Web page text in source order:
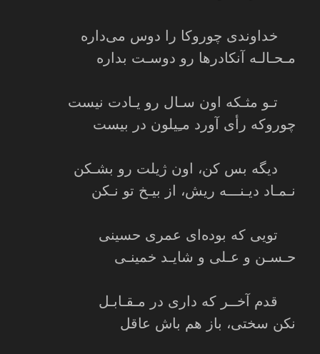
خداوندی چوروکا را دوس می‌داره
مـحـالـه آنکادرها رو دوسـت بداره
تـو مثـکه اون سـال رو یـادت نیست
چوروکه رأی آورد مـِیلون در بیست
دیگه بس کن، اون ژیلت رو بشـکن
نـمـاد دیـنـــه ریش، از بیـخ تو نـکن
تویی که بوده‌ای عمری حسینی
حـسـن و عـلی و شایـد خمینـی
قدم آخــر که داری در مـقـابـل
نکن سختی، باز هم باش عاقل